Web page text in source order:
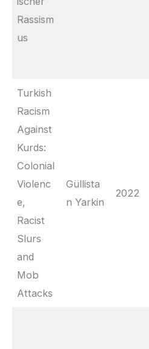
Rassism
us
Turkish
Racism
Against
Kurds:
Colonial
Violenc
e,
Racist
Slurs
and
Mob
Attacks
Güllista
n Yarkin
2022